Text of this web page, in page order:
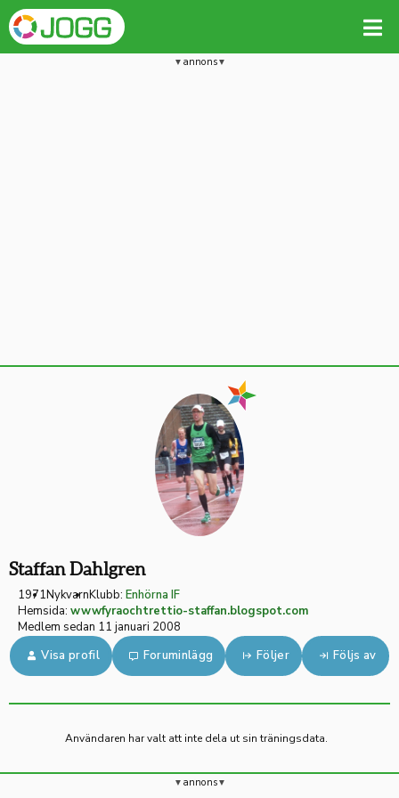
annons
Staffan Dahlgren
1971NykvarnKlubb: Enhörna IF
Hemsida: wwwfyraochtrettio-staffan.blogspot.com
Medlem sedan 11 januari 2008
Visa profil
Foruminlägg Följer Följs av
Användaren har valt att inte dela ut sin träningsdata.
annons